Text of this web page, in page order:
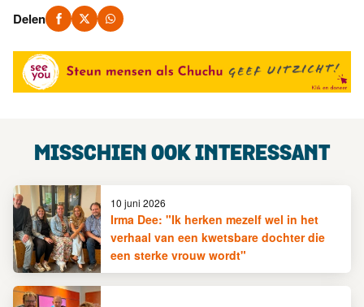
Delen
MISSCHIEN OOK INTERESSANT
Irma Dee: "Ik herken mezelf wel in het
verhaal van een kwetsbare dochter die
een sterke vrouw wordt"
10 juni 2026